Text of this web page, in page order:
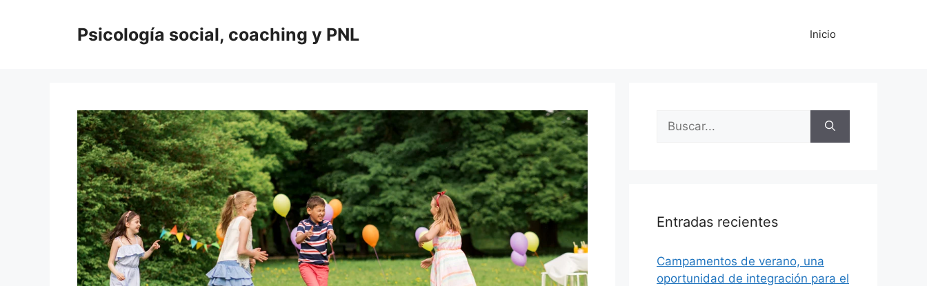
Psicología social, coaching y PNL Inicio
Buscar:
Entradas recientes
Campamentos de verano, una
oportunidad de integración para el